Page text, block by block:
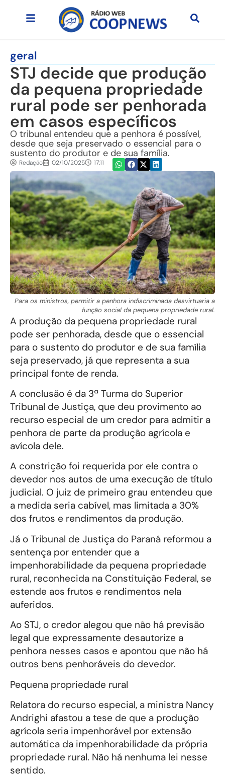
geral
STJ decide que produção
da pequena propriedade
rural pode ser penhorada
em casos específicos
O tribunal entendeu que a penhora é possível,
desde que seja preservado o essencial para o
sustento do produtor e de sua família.
Redação 02/10/2025 17:11
Para os ministros, permitir a penhora indiscriminada desvirtuaria a
função social da pequena propriedade rural.
A produção da pequena propriedade rural
pode ser penhorada, desde que o essencial
para o sustento do produtor e de sua família
seja preservado, já que representa a sua
principal fonte de renda.
A conclusão é da 3ª Turma do Superior
Tribunal de Justiça, que deu provimento ao
recurso especial de um credor para admitir a
penhora de parte da produção agrícola e
avícola dele.
A constrição foi requerida por ele contra o
devedor nos autos de uma execução de título
judicial. O juiz de primeiro grau entendeu que
a medida seria cabível, mas limitada a 30%
dos frutos e rendimentos da produção.
Já o Tribunal de Justiça do Paraná reformou a
sentença por entender que a
impenhorabilidade da pequena propriedade
rural, reconhecida na Constituição Federal, se
estende aos frutos e rendimentos nela
auferidos.
Ao STJ, o credor alegou que não há previsão
legal que expressamente desautorize a
penhora nesses casos e apontou que não há
outros bens penhoráveis do devedor.
Pequena propriedade rural
Relatora do recurso especial, a ministra Nancy
Andrighi afastou a tese de que a produção
agrícola seria impenhorável por extensão
automática da impenhorabilidade da própria
propriedade rural. Não há nenhuma lei nesse
sentido.